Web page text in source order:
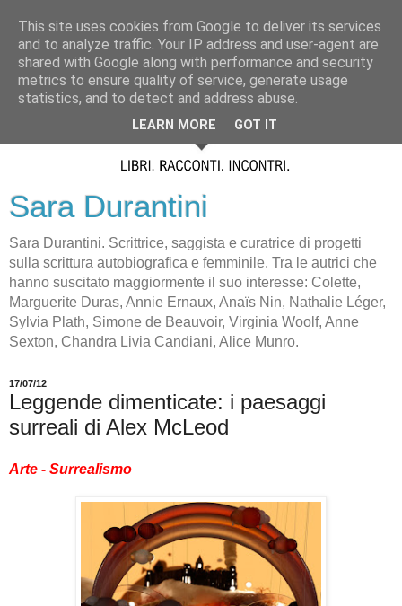
Sara Durantini
Sara Durantini. Scrittrice, saggista e curatrice di progetti
sulla scrittura autobiografica e femminile. Tra le autrici che
hanno suscitato maggiormente il suo interesse: Colette,
Marguerite Duras, Annie Ernaux, Anaïs Nin, Nathalie Léger,
Sylvia Plath, Simone de Beauvoir, Virginia Woolf, Anne
Sexton, Chandra Livia Candiani, Alice Munro.
17/07/12
Leggende dimenticate: i paesaggi
surreali di Alex McLeod
Arte - Surrealismo
This site uses cookies from Google to deliver its services
and to analyze traffic. Your IP address and user-agent are
shared with Google along with performance and security
metrics to ensure quality of service, generate usage
statistics, and to detect and address abuse.
LEARN MORE GOT IT